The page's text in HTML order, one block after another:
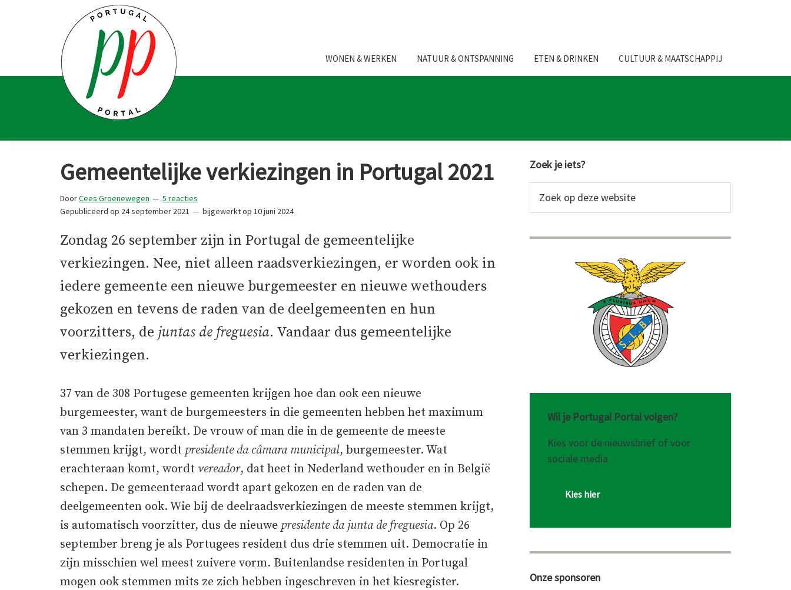
hoofdnavigatie
Portal
en
fanaten
WONEN & WERKEN NATUUR & ONTSPANNING ETEN & DRINKEN CULTUUR & MAATSCHAPPIJ
Gemeentelijke verkiezingen in Portugal 2021
DoorCees Groenewegen
5 reacties
Gepubliceerd op 24 september 2021 bijgewerkt op 10 juni 2024
Zondag 26 september zijn in Portugal de gemeentelijke
verkiezingen. Nee, niet alleen raadsverkiezingen, er worden ook in
iedere gemeente een nieuwe burgemeester en nieuwe wethouders
gekozen en tevens de raden van de deelgemeenten en hun
voorzitters, de juntas de freguesia. Vandaar dus gemeentelijke
verkiezingen.
37 van de 308 Portugese gemeenten krijgen hoe dan ook een nieuwe
burgemeester, want de burgemeesters in die gemeenten hebben het maximum
van 3 mandaten bereikt. De vrouw of man die in de gemeente de meeste
stemmen krijgt, wordt presidente da câmara municipal, burgemeester. Wat
erachteraan komt, wordt vereador, dat heet in Nederland wethouder en in België
schepen. De gemeenteraad wordt apart gekozen en de raden van de
deelgemeenten ook. Wie bij de deelraadsverkiezingen de meeste stemmen krijgt,
is automatisch voorzitter, dus de nieuwe presidente da junta de freguesia. Op 26
september breng je als Portugees resident dus drie stemmen uit. Democratie in
zijn misschien wel meest zuivere vorm. Buitenlandse residenten in Portugal
mogen ook stemmen mits ze zich hebben ingeschreven in het kiesregister.
Primaire
Sidebar
Zoek je iets?
op
website
Wil je Portugal Portal volgen?
Kies voor de nieuwsbrief of voor
sociale media
Kies hier
Onze sponsoren